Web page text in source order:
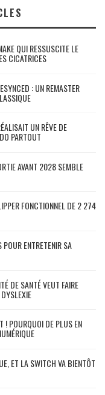
QUI RESSUSCITE LE
CICATRICES
: UN REMASTER
UN RÊVE DE
PARTOUT
AVANT 2028 SEMBLE
FONCTIONNEL DE 2 274
ENTRETENIR SA
DE SANTÉ VEUT FAIRE
! POURQUOI DE PLUS EN
ET LA SWITCH VA BIENTÔT